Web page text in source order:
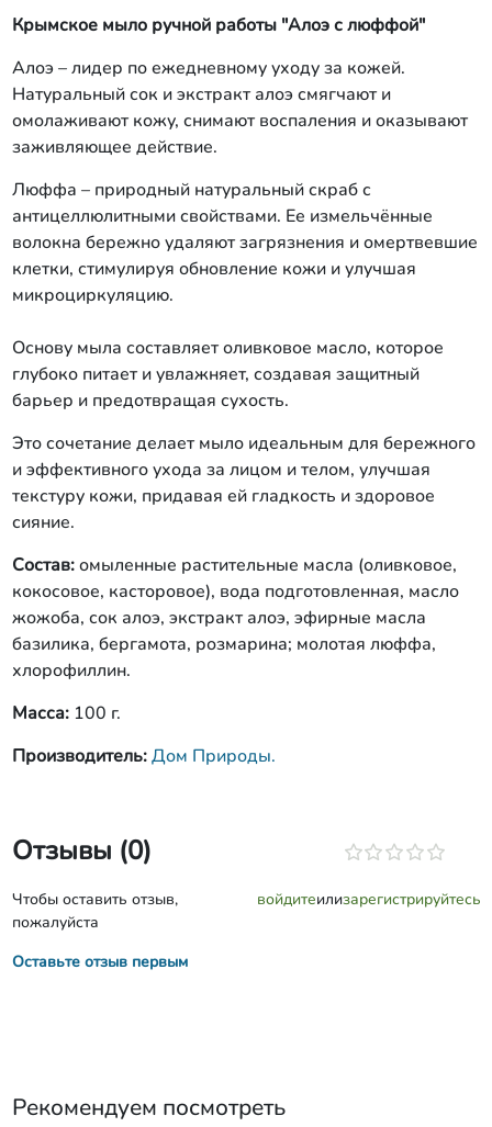
Крымское мыло ручной работы "Алоэ с люффой"
Алоэ – лидер по ежедневному уходу за кожей.
Натуральный сок и экстракт алоэ смягчают и
омолаживают кожу, снимают воспаления и оказывают
заживляющее действие.
Люффа – природный натуральный скраб с
антицеллюлитными свойствами. Ее измельчённые
волокна бережно удаляют загрязнения и омертвевшие
клетки, стимулируя обновление кожи и улучшая
микроциркуляцию.
Основу мыла составляет оливковое масло, которое
глубоко питает и увлажняет, создавая защитный
барьер и предотвращая сухость.
Это сочетание делает мыло идеальным для бережного
и эффективного ухода за лицом и телом, улучшая
текстуру кожи, придавая ей гладкость и здоровое
сияние.
Состав:омыленные растительные масла (оливковое,
кокосовое, касторовое), вода подготовленная, масло
жожоба, сок алоэ, экстракт алоэ, эфирные масла
базилика, бергамота, розмарина; молотая люффа,
хлорофиллин.
Масса:100 г.
Производитель:Дом Природы.
Отзывы (0)
Чтобы оставить отзыв,
пожалуйста
войдитеилизарегистрируйтесь
Оставьте отзыв первым
Рекомендуем посмотреть